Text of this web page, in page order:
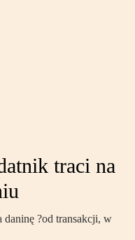
traci na
daninę ?od transakcji, w